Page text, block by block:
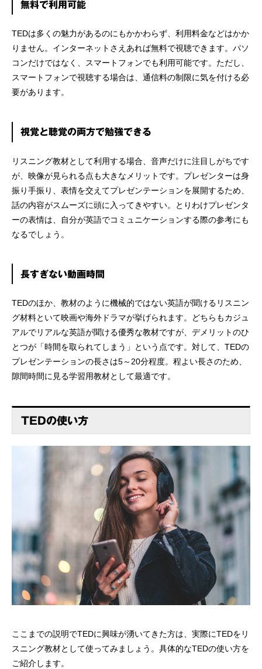
無料で利用可能
TEDは多くの魅力があるのにもかかわらず、利用料金などはかか
りません。インターネットさえあれば無料で視聴できます。パソ
コンだけではなく、スマートフォンでも利用可能です。ただし、
スマートフォンで視聴する場合は、通信料の制限に気を付ける必
要があります。
視覚と聴覚の両方で勉強できる
リスニング教材として利用する場合、音声だけに注目しがちです
が、映像が見られる点も大きなメリットです。プレゼンターは身
振り手振り、表情を交えてプレゼンテーションを展開するため、
話の内容がスムーズに頭に入ってきやすい。とりわけプレゼンタ
ーの表情は、自分が英語でコミュニケーションする際の参考にも
なるでしょう。
長すぎない動画時間
TEDのほか、教材のように機械的ではない英語が聞けるリスニン
グ材料といて映画や海外ドラマが挙げられます。どちらもカジュ
アルでリアルな英語が聞ける優秀な教材ですが、デメリットのひ
とつが「時間を取られてしまう」という点です。対して、TEDの
プレゼンテーションの長さは5～20分程度。程よい長さのため、
隙間時間に見る学習用教材として最適です。
TEDの使い方
ここまでの説明でTEDに興味が湧いてきた方は、実際にTEDをリ
スニング教材として使ってみましょう。具体的なTEDの使い方を
ご紹介します。